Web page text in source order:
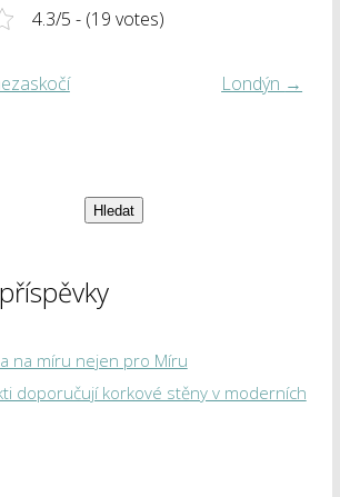
4.3/5 - (19 votes)
Londýn →
Hledat
na míru nejen pro Míru
doporučují korkové stěny v moderních